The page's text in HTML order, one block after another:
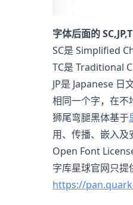
字体后面的
SC是 Simplified
TC是 Traditional
JP是 Japanese 日
相同一个字，在不
狮尾弯腿黑体基于
用、传播、嵌入及
Open Font
字库星球官网只提
https://